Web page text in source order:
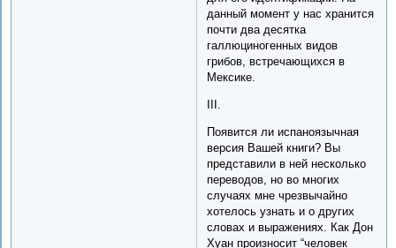
данный момент у нас хранится
почти два десятка
галлюциногенных видов
грибов, встречающихся в
Мексике.
III.
Появится ли испаноязычная
версия Вашей книги? Вы
представили в ней несколько
переводов, но во многих
случаях мне чрезвычайно
хотелось узнать и о других
словах и выражениях. Как Дон
Хуан произносит “человек